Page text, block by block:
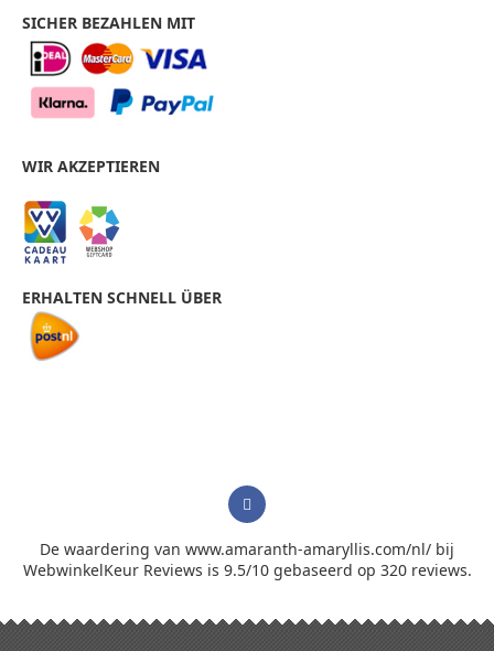
SICHER BEZAHLEN MIT
WIR AKZEPTIEREN
ERHALTEN SCHNELL ÜBER
De waardering van www.amaranth-amaryllis.com/nl/ bij
WebwinkelKeur Reviews is 9.5/10 gebaseerd op 320 reviews.